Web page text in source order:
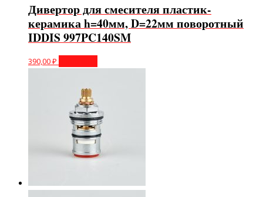
Дивертор для смесителя пластик-
керамика h=40мм, D=22мм поворотный
IDDIS 997PC140SM
390,00₽